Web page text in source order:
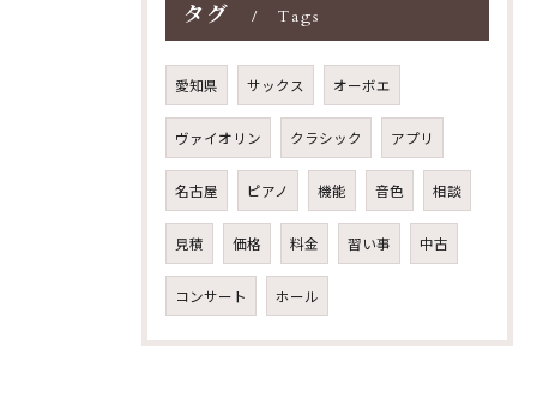
タグ Tags
愛知県 サックス オーボエ
ヴァイオリン クラシック アプリ
名古屋 ピアノ 機能 音色 相談
見積 価格 料金 習い事 中古
コンサート ホール